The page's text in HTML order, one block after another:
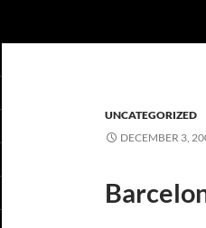
UNCATEGORIZED
DECEMBER 3,